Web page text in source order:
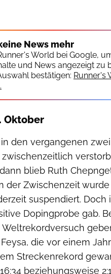
News mehr
World bei Google,
und News angezeigt zu
bestätigen: Runner's
Oktober
den vergangenen
blieb Ruth
In der Zwischenzeit
suspendiert. Doch
Dopingprobe gab.
die vor einem
Streckenrekord
beziehungsweise